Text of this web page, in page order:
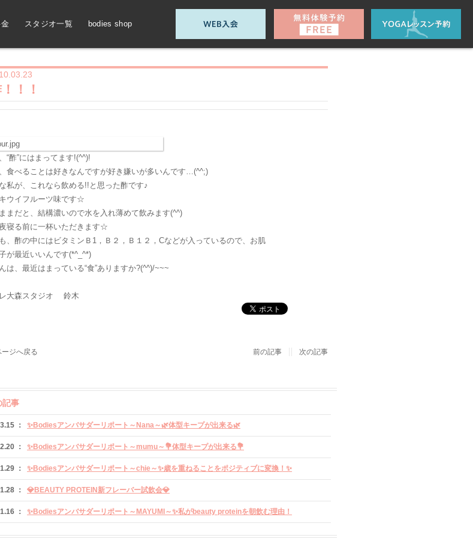
スタジオ一覧 bodies shop
！！
“酢”にはまってます!(^^)!
食べることは好きなんですが好き嫌いが多いんです…(^^;)
私が、これなら飲める!!と思った酢です♪
ウイフルーツ味です☆
まだと、結構濃いので水を入れ薄めて飲みます(^^)
寝る前に一杯いただきます☆
、酢の中にはビタミンＢ1，Ｂ２，Ｂ１２，Cなどが入っているので、お肌
が最近いいんです(*^_^*)
は、最近はまっている“食”ありますか?(^^)/~~~
大森スタジオ 鈴木
ージへ戻る 前の記事 次の記事
記事
： ✨Bodiesアンバサダーリポート～Nana～🌿体型キープが出来る🌿
： ✨Bodiesアンバサダーリポート～mumu～💐体型キープが出来る💐
： ✨Bodiesアンバサダーリポート～chie～✨歳を重ねることをポジティブに変換！✨
： 💎BEAUTY PROTEIN新フレーバー試飲会💎
： ✨Bodiesアンバサダーリポート～MAYUMI～✨私がbeauty proteinを朝飲む理由！